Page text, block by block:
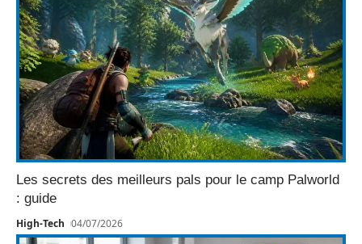
Les secrets des meilleurs pals pour le camp Palworld
: guide
High-Tech 04/07/2026